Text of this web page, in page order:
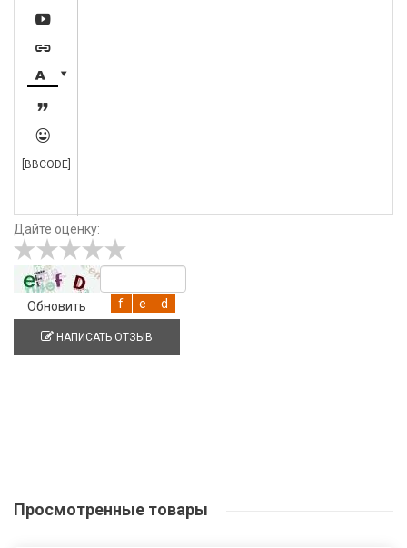






[BBCODE]
Дайте оценку:
Обновить
НАПИСАТЬ ОТЗЫВ
Просмотренные товары